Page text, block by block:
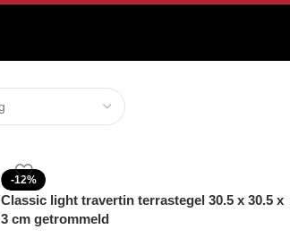
-12%
Classic light travertin terrastegel 30.5 x 30.5 x
3 cm getrommeld